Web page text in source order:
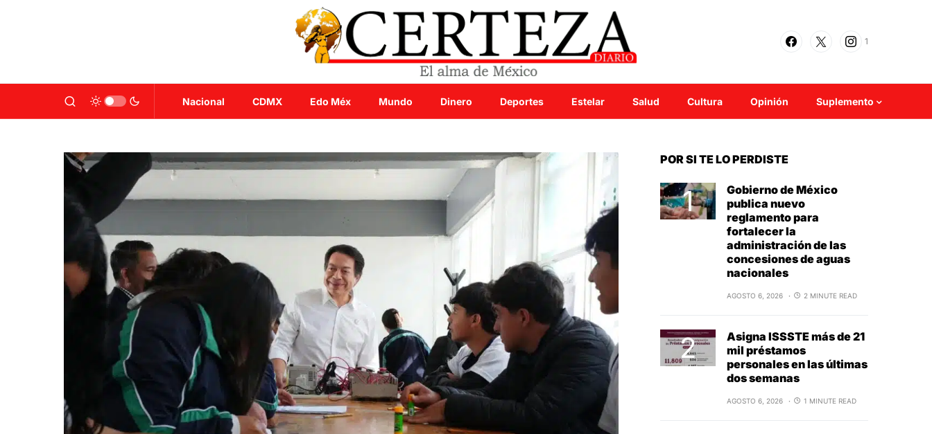
1
Nacional CDMX Edo Méx Mundo Dinero Deportes Estelar Salud Cultura Opinión Suplemento
POR SI TE LO PERDISTE
Gobierno de México
publica nuevo
reglamento para
fortalecer la
administración de las
concesiones de aguas
nacionales
AGOSTO 6, 2026 2 MINUTE READ
Asigna ISSSTE más de 21
mil préstamos
personales en las últimas
dos semanas
AGOSTO 6, 2026 1 MINUTE READ